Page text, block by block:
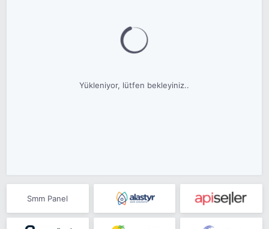
Yükleniyor, lütfen bekleyiniz..
Smm Panel